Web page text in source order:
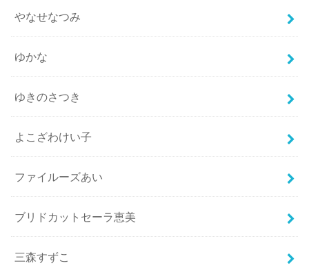
やなせなつみ
ゆかな
ゆきのさつき
よこざわけい子
ファイルーズあい
ブリドカットセーラ恵美
三森すずこ